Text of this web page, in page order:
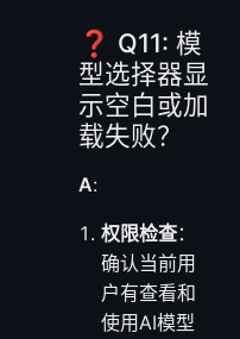
❓ Q11: 模
型选择器显
示空白或加
载失败？
A:
权限检查：
确认当前用
户有查看和
使用AI模型